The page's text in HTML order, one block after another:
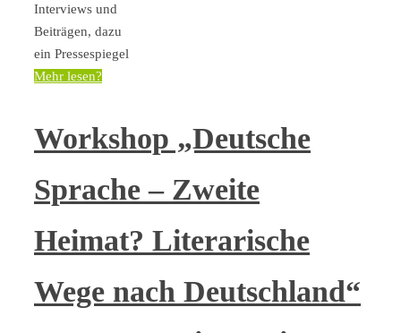
Interviews und
Beiträgen, dazu
ein Pressespiegel
Mehr lesen?
Workshop „Deutsche
Sprache – Zweite
Heimat? Literarische
Wege nach Deutschland“